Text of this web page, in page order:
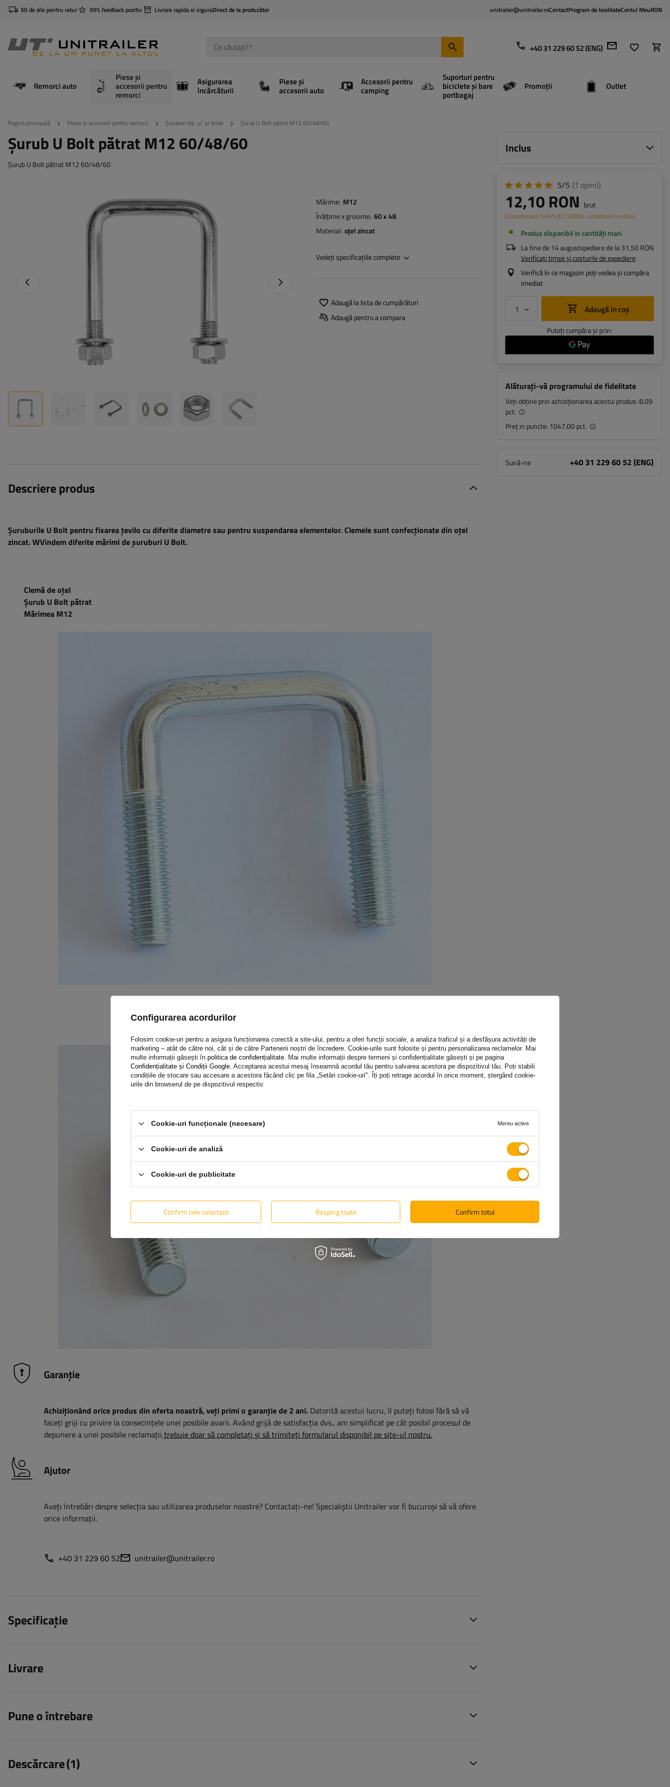
30 de zile pentru retur 99% feedback pozitiv Livrare rapida si siguraDirect de la producător unitrailer@unitrailer.roContactProgram de loialitateContul MeuRON
+40 31 229 60 52 (ENG)
Remorci auto
Piese și
accesorii pentru
remorci
Asigurarea
încărcăturii
Piese și
accesorii auto
Accesorii pentru
camping
Suporturi pentru
biciclete și bare
portbagaj
Promoții Outlet
Pagina principală Piese și accesorii pentru remorci Șuruburi tip „u” și bride Șurub U Bolt pătrat M12 60/48/60
Șurub U Bolt pătrat M12 60/48/60
Șurub U Bolt pătrat M12 60/48/60
Fotografia anterioară Următoarea fotografie
Mărime M12
Înălțime x grosime 60 x 48
Material oțel zincat
Vedeți specificațiile complete
Adaugă la lista de cumpărături
Adaugă pentru a compara
Inclus
5/5 (1 opinii)
12,10 RON brut
Economisești 5.84%(0.75RON), cumpărare în seturi.
Produs disponibil in cantități mari
La tine de14 augustxpediere de la31,50 RON
Verificați timpii și costurile de expediere
Verifică în ce magazin poți vedea și cumpăra
imediat
Adaugă în coș
Puteți cumpăra și prin:
Alăturați-vă programului de fidelitate
Veți obține prin achiziționarea acestui produs:8.09
pct.
Preț in puncte: 1047.00 pct.
Sună-ne +40 31 229 60 52 (ENG)
Descriere produs
Șuruburile U Bolt pentru fixarea țevilo cu diferite diametre sau pentru suspendarea elementelor.Clemele sunt confecționate din oțel
zincat.WVindem diferite mărimi de șuruburi U Bolt.
Clemă de oțel
Șurub U Bolt pătrat
Mărimea M12
Garanție
Achiziționând orice produs din oferta noastră, veți primi o garanție de 2 ani. Datorită acestui lucru, îl puteți folosi fără să vă
faceți griji cu privire la consecințele unei posibile avarii. Având grijă de satisfacția dvs., am simplificat pe cât posibil procesul de
depunere a unei posibile reclamații trebuie doar să completați și să trimiteți formularul disponibil pe site-ul nostru.
Ajutor
Aveți întrebări despre selecția sau utilizarea produselor noastre? Contactaţi-ne! Specialiștii Unitrailer vor fi bucuroși să vă ofere
orice informații.
+40 31 229 60 52 unitrailer@unitrailer.ro
Specificație
Livrare
Pune o întrebare
Descărcare(1)
Configurarea acordurilor
Folosim cookie-uri pentru a asigura funcționarea corectă a site-ului, pentru a oferi funcții sociale, a analiza traficul și a desfășura activități de
marketing – atât de către noi, cât și de către Partenerii noștri de încredere. Cookie-urile sunt folosite și pentru personalizarea reclamelor. Mai
multe informații găsești în politica de confidențialitate. Mai multe informații despre termeni și confidențialitate găsești și pe pagina
Confidențialitate și Condiții Google. Acceptarea acestui mesaj înseamnă acordul tău pentru salvarea acestora pe dispozitivul tău. Poți stabili
condițiile de stocare sau accesare a acestora făcând clic pe fila „Setări cookie-uri". Îți poți retrage acordul în orice moment, ștergând cookie-
urile din browserul de pe dispozitivul respectiv.
Cookie-uri funcționale (necesare) Mereu active
Cookie-uri de analiză
Cookie-uri de publicitate
Confirm cele selectate Resping toate Confirm totul